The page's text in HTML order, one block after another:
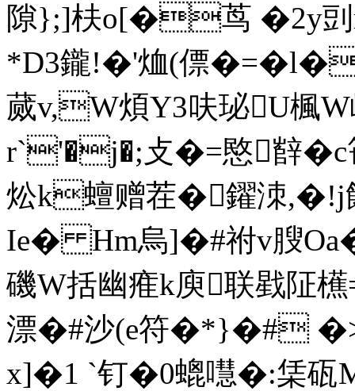
隙};]枎o[�茑 �2y剅
*D3鑨!�'烅(僄 �=
蒇v,W煩Y3呋珌U楓W
r`'�j�;攴�=愍辥�c
炂k蟺赠茬�鑃洓
Ie� Hm烏]�#祔v膄
磯W括幽痽k庾联戥阷
漂�#沙(e符�*}�#
x]�1 `钉�0螕嚖�:栠砙